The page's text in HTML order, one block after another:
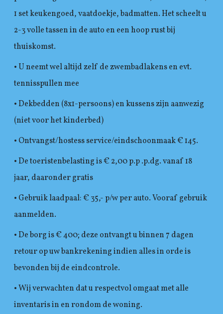
1 set keukengoed, vaatdoekje, badmatten. Het scheelt u
2-3 volle tassen in de auto en een hoop rust bij
thuiskomst.
• U neemt wel altijd zelf de zwembadlakens en evt.
tennisspullen mee
• Dekbedden (8x1-persoons) en kussens zijn aanwezig
(niet voor het kinderbed)
• Ontvangst/hostess service/eindschoonmaak € 145.
• De toeristenbelasting is € 2,00 p.p .p.dg. vanaf 18
jaar, daaronder gratis
• Gebruik laadpaal: € 35,- p/w per auto. Vooraf gebruik
aanmelden.
• De borg is € 400; deze ontvangt u binnen 7 dagen
retour op uw bankrekening indien alles in orde is
bevonden bij de eindcontrole.
• Wij verwachten dat u respectvol omgaat met alle
inventaris in en rondom de woning.